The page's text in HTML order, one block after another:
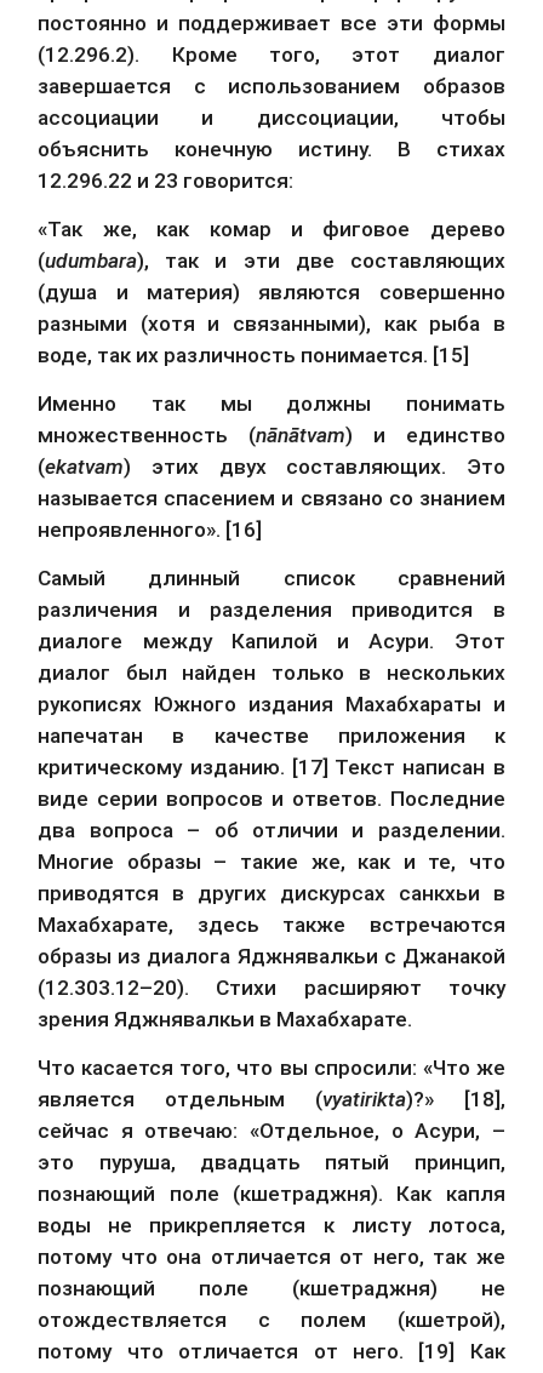
постоянно и поддерживает все эти формы
(12.296.2). Кроме того, этот диалог
завершается с использованием образов
ассоциации и диссоциации, чтобы
объяснить конечную истину. В стихах
12.296.22 и 23 говорится:
«Так же, как комар и фиговое дерево
(udumbara), так и эти две составляющих
(душа и материя) являются совершенно
разными (хотя и связанными), как рыба в
воде, так их различность понимается. [15]
Именно так мы должны понимать
множественность (nānātvam) и единство
(ekatvam) этих двух составляющих. Это
называется спасением и связано со знанием
непроявленного». [16]
Самый длинный список сравнений
различения и разделения приводится в
диалоге между Капилой и Асури. Этот
диалог был найден только в нескольких
рукописях Южного издания Махабхараты и
напечатан в качестве приложения к
критическому изданию. [17] Текст написан в
виде серии вопросов и ответов. Последние
два вопроса – об отличии и разделении.
Многие образы – такие же, как и те, что
приводятся в других дискурсах санкхьи в
Махабхарате, здесь также встречаются
образы из диалога Яджнявалкьи с Джанакой
(12.303.12–20). Стихи расширяют точку
зрения Яджнявалкьи в Махабхарате.
Что касается того, что вы спросили: «Что же
является отдельным (vyatirikta)?» [18],
сейчас я отвечаю: «Отдельное, о Асури, –
это пуруша, двадцать пятый принцип,
познающий поле (кшетраджня). Как капля
воды не прикрепляется к листу лотоса,
потому что она отличается от него, так же
познающий поле (кшетраджня) не
отождествляется с полем (кшетрой),
потому что отличается от него. [19] Как